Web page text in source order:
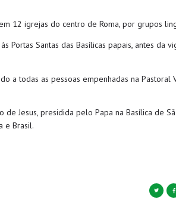
12 igrejas do centro de Roma, por grupos
Portas Santas das Basílicas papais, antes da
a todas as pessoas empenhadas na Pastoral
Jesus, presidida pelo Papa na Basílica de
e Brasil.